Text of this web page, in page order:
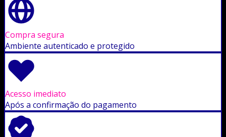
Compra segura
Ambiente autenticado e protegido
Acesso imediato
Após a confirmação do pagamento